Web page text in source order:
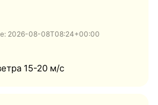
2026-08-08T08:24+00:00
15-20 м/с